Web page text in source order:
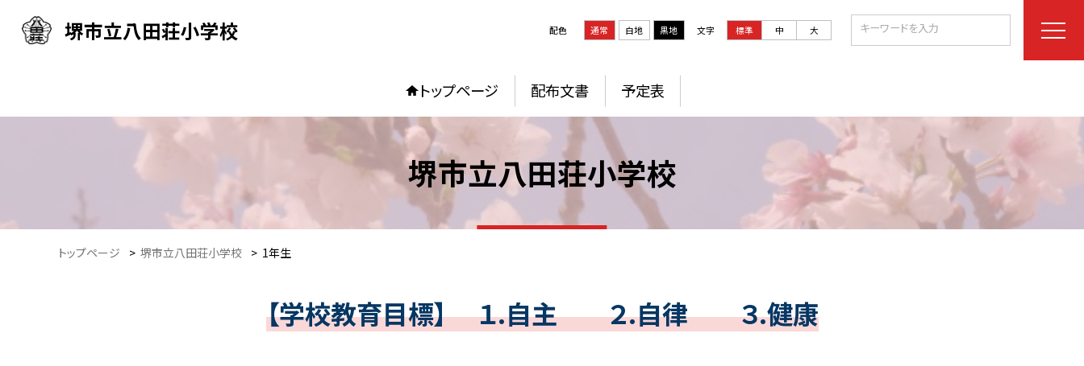
堺市立八田荘小学校 配色 通常 白地 黒地 文字 標準 中 大
トップページ 配布文書 予定表
堺市立八田荘小学校
トップページ > 堺市立八田荘小学校 > 1年生
【学校教育目標】 １.自主 ２.自律 ３.健康